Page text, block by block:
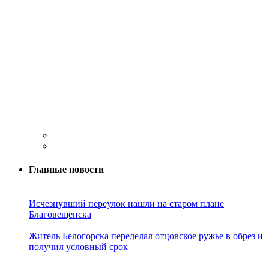
Главные новости
Исчезнувший переулок нашли на старом плане
Благовещенска
Житель Белогорска переделал отцовское ружье в обрез и
получил условный срок